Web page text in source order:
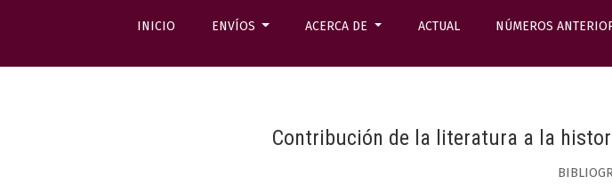
INICIO ENVÍOS ACERCA DE ACTUAL NÚMEROS
Contribución de la literatura a la